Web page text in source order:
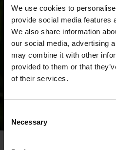
We use cookies to
provide social media features
We also share information
our social media, advertising
may combine it with other
provided to them or that
of their services.
Selection
Necessary